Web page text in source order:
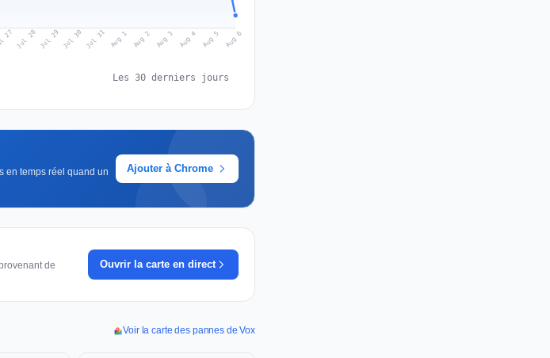
27 Jul 28 Jul 29 Jul 30 Jul 31 Aug 1 Aug 2 Aug 3 Aug 4 Aug 5 Aug 6
Les 30 derniers jours
en temps réel quand un
Ajouter à Chrome
de
Ouvrir la carte en direct
Voir la carte des pannes de Vox